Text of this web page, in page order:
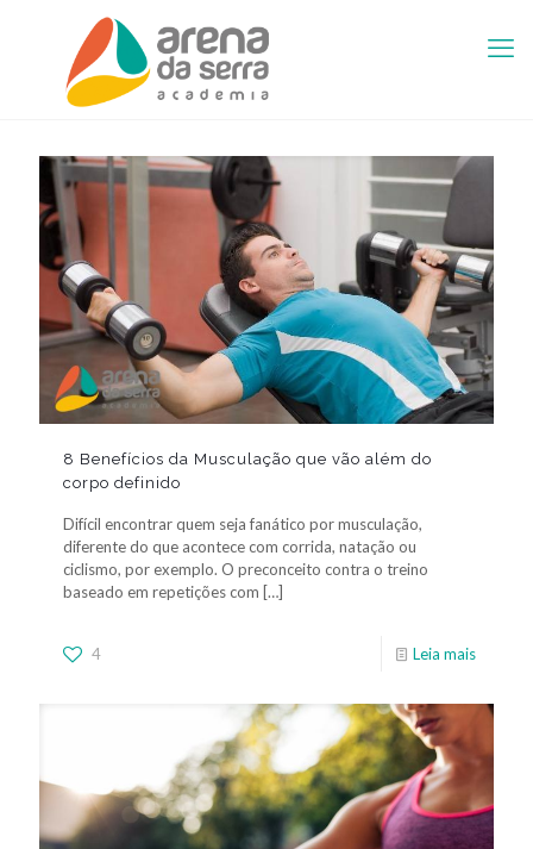
8 Benefícios da Musculação que vão além do
corpo definido
Difícil encontrar quem seja fanático por musculação,
diferente do que acontece com corrida, natação ou
ciclismo, por exemplo. O preconceito contra o treino
baseado em repetições com […]
4 Leia mais